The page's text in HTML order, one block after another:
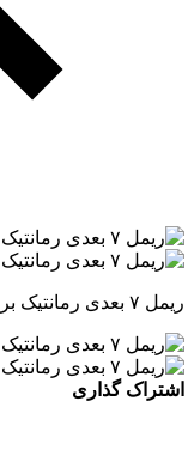
ریمل ۷ بعدی رمانتیک برد بدنه رنگی
اشتراک گذاری